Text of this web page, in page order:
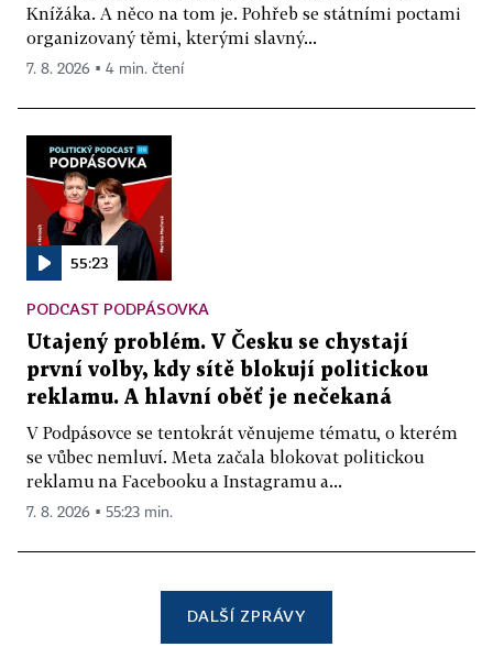
Knížáka. A něco na tom je. Pohřeb se státními poctami
organizovaný těmi, kterými slavný...
7. 8. 2026 ▪ 4 min. čtení
55:23
PODCAST PODPÁSOVKA
Utajený problém. V Česku se chystají
první volby, kdy sítě blokují politickou
reklamu. A hlavní oběť je nečekaná
V Podpásovce se tentokrát věnujeme tématu, o kterém
se vůbec nemluví. Meta začala blokovat politickou
reklamu na Facebooku a Instagramu a...
7. 8. 2026 ▪ 55:23 min.
DALŠÍ ZPRÁVY